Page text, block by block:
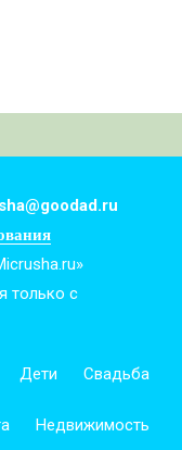
только с
Дети Свадьба
Недвижимость